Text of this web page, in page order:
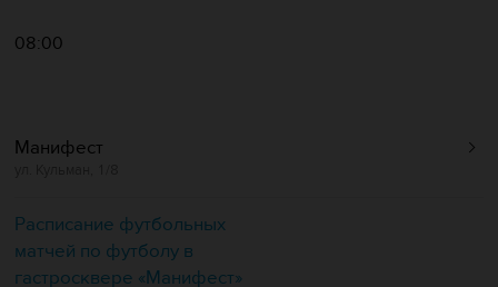
08:00
Манифест
Расписание футбольных
матчей по футболу в
гастросквере «Манифест»